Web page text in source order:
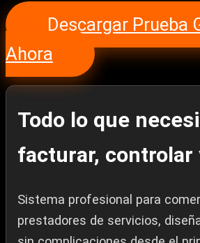
Descargar Prueba
Ahora
Todo lo que
facturar, controlar
Sistema profesional para
prestadores de servicios,